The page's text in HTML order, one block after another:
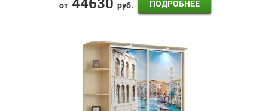
от руб. ПОДРОБНЕЕ